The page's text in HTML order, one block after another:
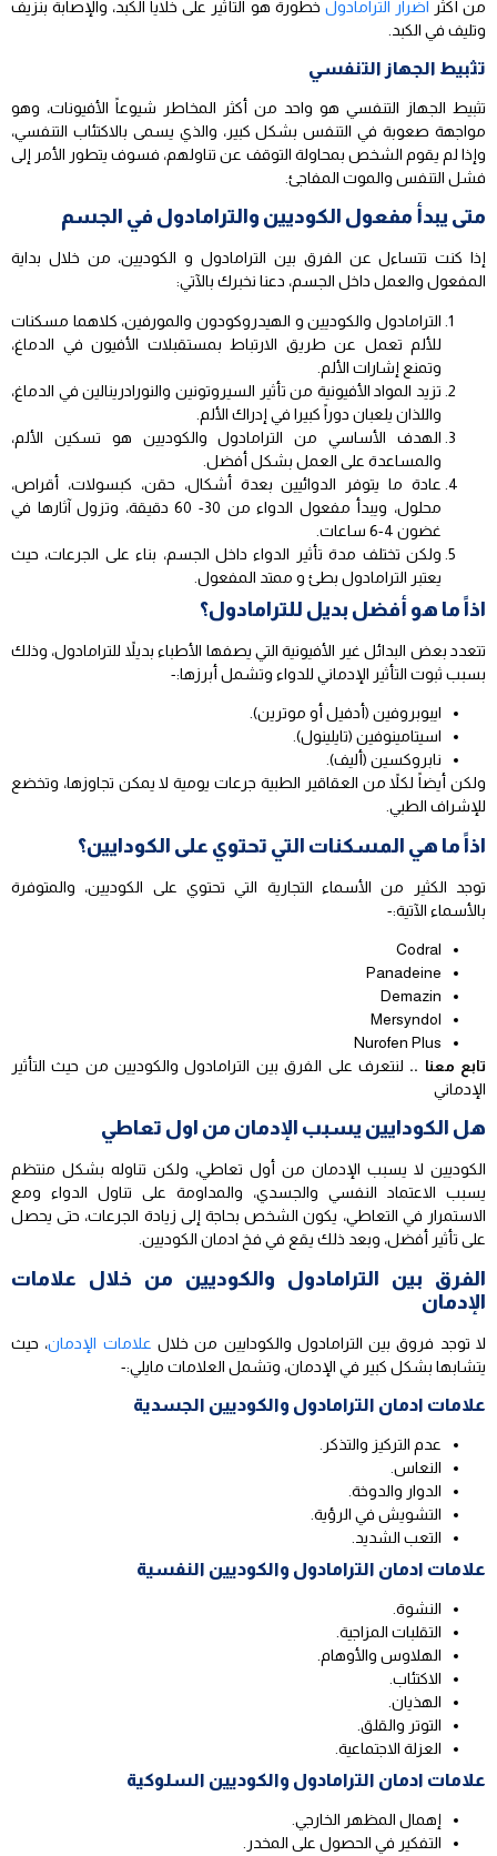
من أكثر اضرار الترامادول خطورة هو التأثير على خلايا الكبد، والإصابة بنزيف
وتليف في الكبد.
تثبيط الجهاز التنفسي
تثبيط الجهاز التنفسي هو واحد من أكثر المخاطر شيوعاً الأفيونات، وهو
مواجهة صعوبة في التنفس بشكل كبير، والذي يسمى بالاكتئاب التنفسي،
وإذا لم يقوم الشخص بمحاولة التوقف عن تناولهم، فسوف يتطور الأمر إلى
فشل التنفس والموت المفاجئ.
متى يبدأ مفعول الكوديين والترامادول في الجسم
إذا كنت تتساءل عن الفرق بين الترامادول و الكوديين، من خلال بداية
المفعول والعمل داخل الجسم، دعنا نخبرك بالآتي:
الترامادول والكوديين و الهيدروكودون والمورفين، كلاهما مسكنات
للألم تعمل عن طريق الارتباط بمستقبلات الأفيون في الدماغ،
وتمنع إشارات الألم.
تزيد المواد الأفيونية من تأثير السيروتونين والنورادرينالين في الدماغ،
واللذان يلعبان دوراً كبيرا في إدراك الألم.
الهدف الأساسي من الترامادول والكوديين هو تسكين الألم،
والمساعدة على العمل بشكل أفضل.
عادة ما يتوفر الدوائيين بعدة أشكال، حقن، كبسولات، أقراص،
محلول، ويبدأ مفعول الدواء من 30- 60 دقيقة، وتزول آثارها في
غضون 4-6 ساعات.
ولكن تختلف مدة تأثير الدواء داخل الجسم، بناء على الجرعات، حيث
يعتبر الترامادول بطئ و ممتد المفعول.
اذاً ما هو أفضل بديل للترامادول؟
تتعدد بعض البدائل غير الأفيونية التي يصفها الأطباء بديلاً للترامادول، وذلك
بسبب ثبوت التأثير الإدماني للدواء وتشمل أبرزها:-
ايبوبروفين (أدفيل أو موترين).
اسيتامينوفين (تايلينول).
نابروكسين (أليف).
ولكن أيضاً لكلاً من العقاقير الطبية جرعات يومية لا يمكن تجاوزها، وتخضع
للإشراف الطبي.
اذاً ما هي المسكنات التي تحتوي على الكودايين؟
توجد الكثير من الأسماء التجارية التي تحتوي على الكوديين، والمتوفرة
بالأسماء الآتية:-
Codral
Panadeine
Demazin
Mersyndol
Nurofen Plus
تابع معنا .. لنتعرف على الفرق بين الترامادول والكوديين من حيث التأثير
الإدماني
هل الكودايين يسبب الإدمان من اول تعاطي
الكوديين لا يسبب الإدمان من أول تعاطي، ولكن تناوله بشكل منتظم
يسبب الاعتماد النفسي والجسدي، والمداومة على تناول الدواء ومع
الاستمرار في التعاطي، يكون الشخص بحاجة إلى زيادة الجرعات، حتى يحصل
على تأثير أفضل، وبعد ذلك يقع في فخ ادمان الكوديين.
الفرق بين الترامادول والكوديين من خلال علامات
الإدمان
لا توجد فروق بين الترامادول والكودايين من خلال علامات الإدمان، حيث
يتشابها بشكل كبير في الإدمان، وتشمل العلامات مايلي:-
علامات ادمان الترامادول والكوديين الجسدية
عدم التركيز والتذكر.
النعاس.
الدوار والدوخة.
التشويش في الرؤية.
التعب الشديد.
علامات ادمان الترامادول والكوديين النفسية
النشوة.
التقلبات المزاجية.
الهلاوس والأوهام.
الاكتئاب.
الهذيان.
التوتر والقلق.
العزلة الاجتماعية.
علامات ادمان الترامادول والكوديين السلوكية
إهمال المظهر الخارجي.
التفكير في الحصول على المخدر.